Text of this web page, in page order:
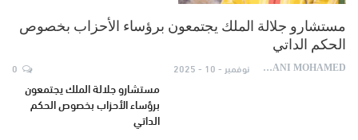
مستشارو جلالة الملك يجتمعون برؤساء الأحزاب بخصوص
الحكم الداتي
AYDANI MOHAMED نوفمبر - 10 - 2025
مستشارو جلالة الملك يجتمعون
برؤساء الأحزاب بخصوص الحكم
الداتي